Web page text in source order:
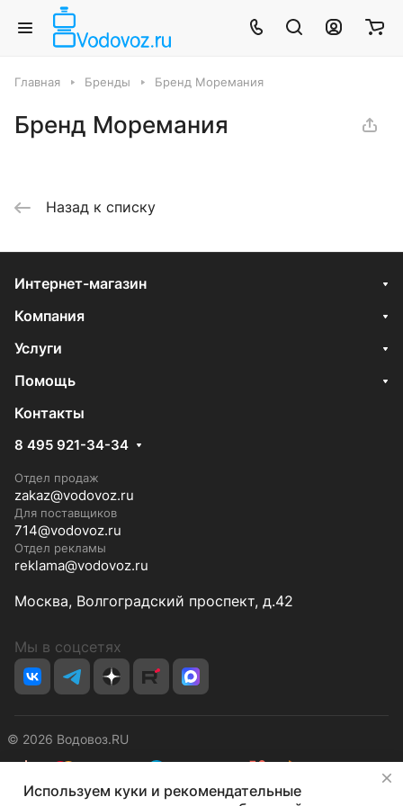
Главная Бренды Бренд Моремания
Бренд Моремания
Назад к списку
Интернет-магазин
Компания
Услуги
Помощь
Контакты
8 495 921-34-34
Отдел продаж
zakaz@vodovoz.ru
Для поставщиков
714@vodovoz.ru
Отдел рекламы
reklama@vodovoz.ru
Москва, Волгоградский проспект, д.42
Мы в соцсетях
© 2026 Водовоз.RU
КонфиденциальностьОферта
Используем куки и рекомендательные